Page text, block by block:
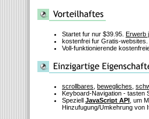
Startet fur nur $39.95. Erwerb
kostenfrei fur Gratis-websites.
Voll-funktionierende
scrollbares bewegliches
Keyboard-Navigation - tasten
Speziell JavaScript API , um
Hinzufugung/Umkehrung von